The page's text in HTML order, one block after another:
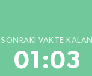
SONRAKI VAKTE KALAN
01:02